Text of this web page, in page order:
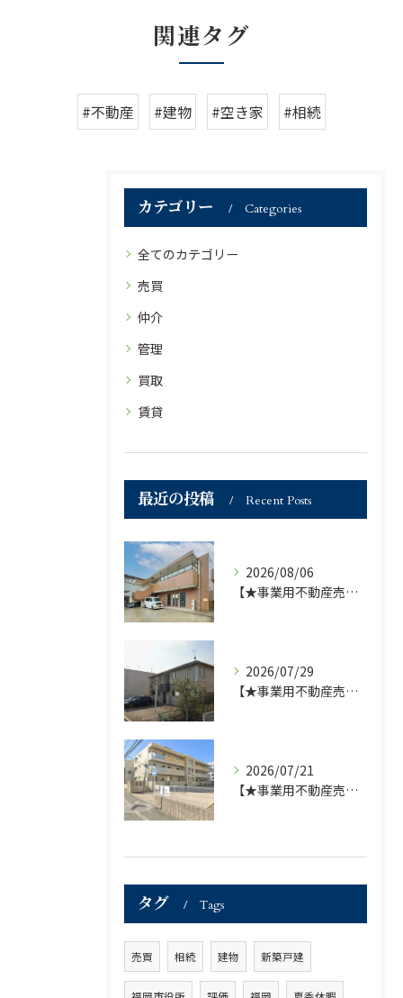
関連タグ
#不動産 #建物 #空き家 #相続
カテゴリー Categories
全てのカテゴリー
売買
仲介
管理
買取
賃貸
最近の投稿 Recent Posts
2026/08/06
【★事業用不動産売買仲介専門部署より★】福岡市の不動産｜株式会社ランドマーク●1棟収益物件・価格が下がりました！！●
2026/07/29
【★事業用不動産売買仲介専門部署より★】福岡市の不動産｜株式会社ランドマーク ●収益物件 「D-roomアネシス」価格改定のお知らせ●
2026/07/21
【★事業用不動産売買仲介専門部署より★】福岡市の不動産｜株式会社ランドマーク ●収益物件「D-room笹丘」●
タグ Tags
売買 相続 建物 新築戸建